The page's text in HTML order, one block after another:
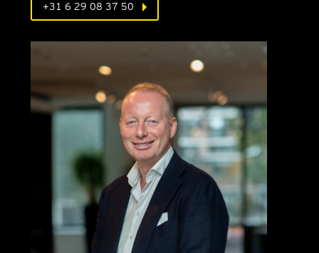
+31 6 29 08 37 50